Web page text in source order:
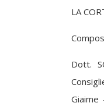
LA
Dott.
Giaime